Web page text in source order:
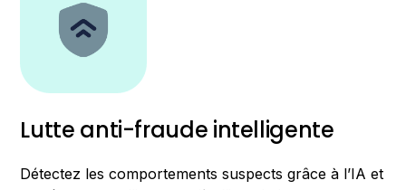
Lutte anti-fraude intelligente
Détectez les comportements suspects grâce à l’IA et